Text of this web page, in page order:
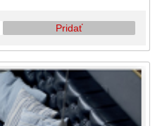
Pridať